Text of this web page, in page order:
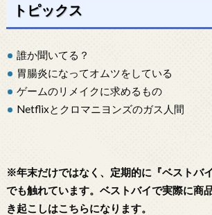
トピックス
誰か聞いてる？
胃腸炎になってオムツをしている
ゲームのリメイクに求めるもの
Netflixとクロマニヨンズのガス人間
※年末だけではなく、定期的に『ベストバ
でも触れています。ベストバイで実際に商
き起こしはこちらになります。